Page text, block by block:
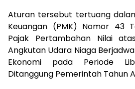
Aturan tersebut tertuang
Keuangan (PMK) Nomor 43
Pajak Pertambahan Nilai
Angkutan Udara Niaga
Ekonomi pada Periode
Ditanggung Pemerintah Tahun